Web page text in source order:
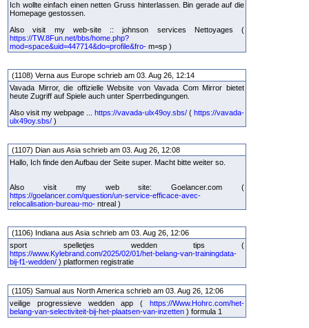
Ich wollte einfach einen netten Gruss hinterlassen. Bin gerade auf die
Homepage gestossen.
Also visit my web-site :: johnson services Nettoyages (
https://TW.8Fun.net/bbs/home.php?
mod=space&uid=447714&do=profile&fro- m=sp )
(1108) Verna aus Europe schrieb am 03. Aug 26, 12:14
Vavada Mirror, die offizielle Website von Vavada Com Mirror bietet
heute Zugriff auf Spiele auch unter Sperrbedingungen.
Also visit my webpage ... https://vavada-ulx49oy.sbs/ ( https://vavada-
ulx49oy.sbs/ )
(1107) Dian aus Asia schrieb am 03. Aug 26, 12:08
Hallo, Ich finde den Aufbau der Seite super. Macht bitte weiter so.
Also visit my web site: Goelancer.com (
https://goelancer.com/question/un-service-efficace-avec-
relocalisation-bureau-mo- ntreal )
(1106) Indiana aus Asia schrieb am 03. Aug 26, 12:06
sport spelletjes wedden tips (
https://www.Kylebrand.com/2025/02/01/het-belang-van-trainingdata-
bij-f1-wedden/ ) platformen registratie
(1105) Samual aus North America schrieb am 03. Aug 26, 12:06
veilige progressieve wedden app ( https://Www.Hohrc.com/het-
belang-van-selectiviteit-bij-het-plaatsen-van-inzetten ) formula 1